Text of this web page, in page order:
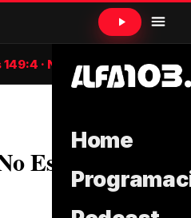
Home
· NTV
Es Tan Difícil